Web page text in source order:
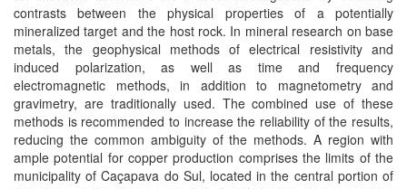
contrasts between the physical properties of a potentially
mineralized target and the host rock. In mineral research on base
metals, the geophysical methods of electrical resistivity and
induced polarization, as well as time and frequency
electromagnetic methods, in addition to magnetometry and
gravimetry, are traditionally used. The combined use of these
methods is recommended to increase the reliability of the results,
reducing the common ambiguity of the methods. A region with
ample potential for copper production comprises the limits of the
municipality of Caçapava do Sul, located in the central portion of